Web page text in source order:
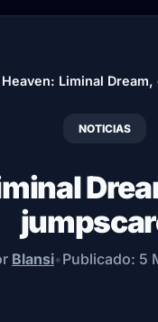
Heaven: Liminal
NOTICIAS
Blansi•Publicado: 5